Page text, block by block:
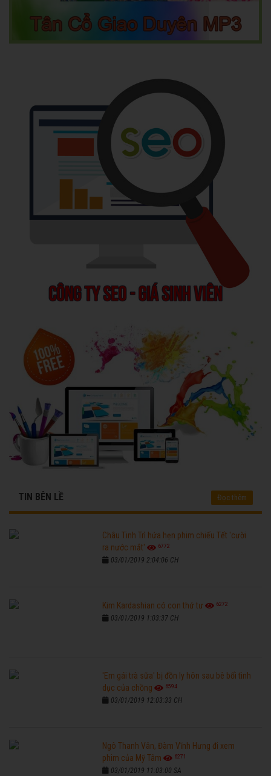
TIN BÊN LỀ Đọc thêm
Châu Tinh Trì hứa hẹn phim chiếu Tết 'cười
ra nước mắt'
6772
03/01/2019 2:04:06 CH
Kim Kardashian có con thứ tư 6272
03/01/2019 1:03:37 CH
'Em gái trà sữa' bị đồn ly hôn sau bê bối tình
dục của chồng
6594
03/01/2019 12:03:33 CH
Ngô Thanh Vân, Đàm Vĩnh Hưng đi xem
phim của Mỹ Tâm
6271
03/01/2019 11:03:00 SA